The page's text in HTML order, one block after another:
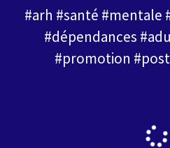
#arh #santé #mentale
#dépendances
#promotion